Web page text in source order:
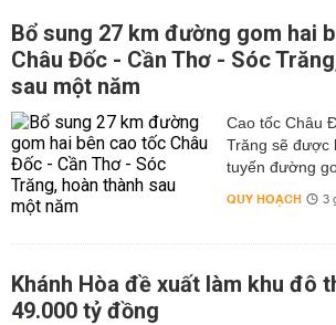
Bổ sung 27 km đường gom hai
Châu Đốc - Cần Thơ - Sóc
sau một năm
Cao tốc Châu
Trăng sẽ được
tuyến đường
QUY HOẠCH 3
Khánh Hòa đề xuất làm khu đô
49.000 tỷ đồng